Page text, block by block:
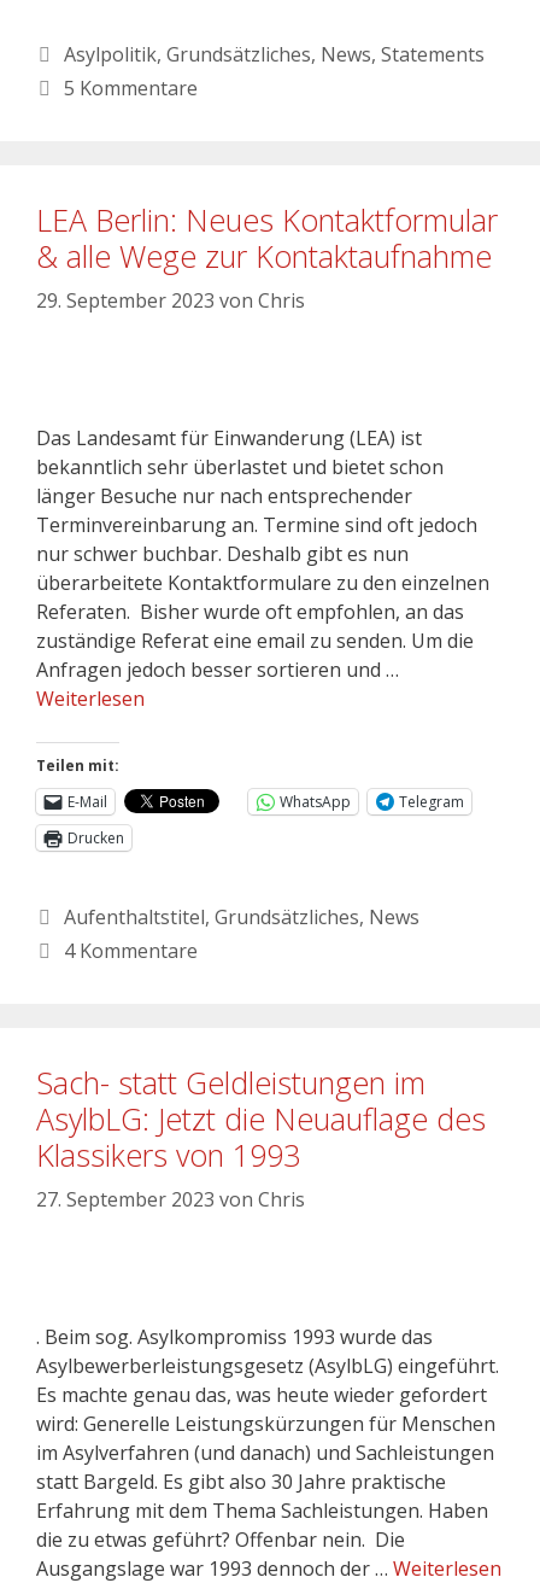
Asylpolitik, Grundsätzliches, News, Statements
5 Kommentare
LEA Berlin: Neues Kontaktformular
& alle Wege zur Kontaktaufnahme
29. September 2023 von Chris
Das Landesamt für Einwanderung (LEA) ist
bekanntlich sehr überlastet und bietet schon
länger Besuche nur nach entsprechender
Terminvereinbarung an. Termine sind oft jedoch
nur schwer buchbar. Deshalb gibt es nun
überarbeitete Kontaktformulare zu den einzelnen
Referaten. Bisher wurde oft empfohlen, an das
zuständige Referat eine email zu senden. Um die
Anfragen jedoch besser sortieren und …
Weiterlesen
Teilen mit:
E-Mail
WhatsApp
Telegram
Drucken
Aufenthaltstitel, Grundsätzliches, News
4 Kommentare
Sach- statt Geldleistungen im
AsylbLG: Jetzt die Neuauflage des
Klassikers von 1993
27. September 2023 von Chris
. Beim sog. Asylkompromiss 1993 wurde das
Asylbewerberleistungsgesetz (AsylbLG) eingeführt.
Es machte genau das, was heute wieder gefordert
wird: Generelle Leistungskürzungen für Menschen
im Asylverfahren (und danach) und Sachleistungen
statt Bargeld. Es gibt also 30 Jahre praktische
Erfahrung mit dem Thema Sachleistungen. Haben
die zu etwas geführt? Offenbar nein. Die
Ausgangslage war 1993 dennoch der … Weiterlesen